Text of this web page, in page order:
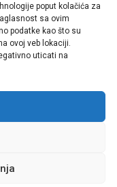
poput kolačića za
sa ovim
podatke kao što su
ovoj veb lokaciji.
uticati na
koji donosi vijesti i
a i popularne kulture.
by profm.ba